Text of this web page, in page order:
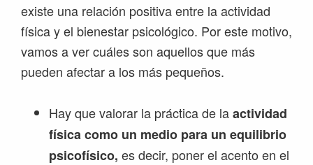
existe una relación positiva entre la actividad
física y el bienestar psicológico. Por este motivo,
vamos a ver cuáles son aquellos que más
pueden afectar a los más pequeños.
Hay que valorar la práctica de laactividad
física como un medio para un equilibrio
psicofísico, es decir, poner el acento en el